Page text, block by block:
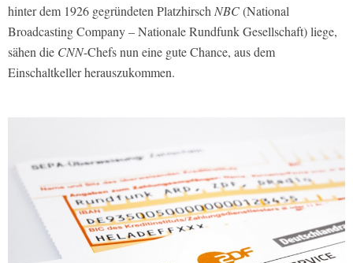
hinter dem 1926 gegründeten PlatzhirschNBC(National
Broadcasting Company – Nationale Rundfunk Gesellschaft) liege,
sähen die CNN-Chefs nun eine gute Chance, aus dem
Einschaltkeller herauszukommen.